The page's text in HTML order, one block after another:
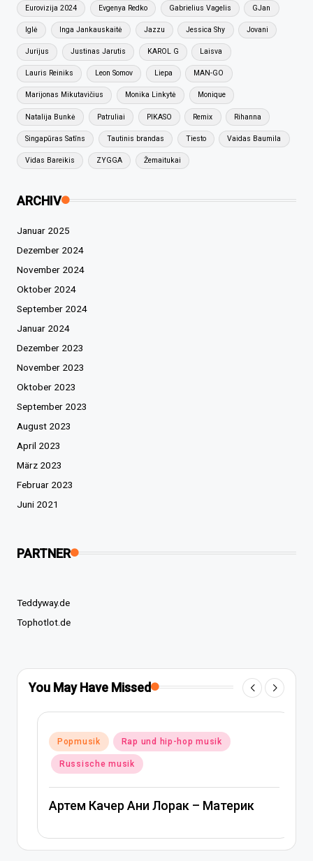
Eurovizija 2024 Evgenya Redko Gabrielius Vagelis GJan
Iglė Inga Jankauskaitė Jazzu Jessica Shy Jovani
Jurijus Justinas Jarutis KAROL G Laisva
Lauris Reiniks Leon Somov Liepa MAN-GO
Marijonas Mikutavičius Monika Linkytė Monique
Natalija Bunkė Patruliai PIKASO Remix Rihanna
Singapūras Satīns Tautinis brandas Tiesto Vaidas Baumila
Vidas Bareikis ZYGGA Žemaitukai
ARCHIV
Januar 2025
Dezember 2024
November 2024
Oktober 2024
September 2024
Januar 2024
Dezember 2023
November 2023
Oktober 2023
September 2023
August 2023
April 2023
März 2023
Februar 2023
Juni 2021
PARTNER
Teddyway.de
Tophotlot.de
You May Have Missed
Posted
Popmusik Rap und hip-hop musik
Russische musik
Артем Качер Ани Лорак – Материк